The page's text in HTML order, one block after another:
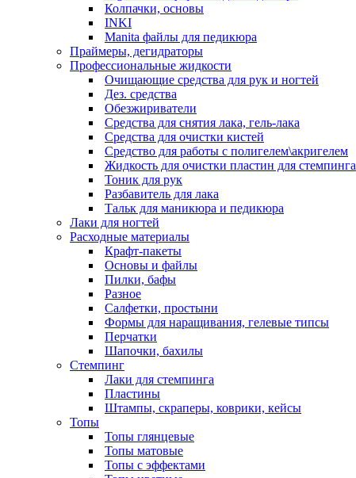
Колпачки, основы
INKI
Manita файлы для педикюра
Праймеры, дегидраторы
Профессиональные жидкости
Очищающие средства для рук и ногтей
Дез. средства
Обезжириватели
Средства для снятия лака, гель-лака
Средства для очистки кистей
Средство для работы с полигелем\акригелем
Жидкость для очистки пластин для стемпинга
Тоник для рук
Разбавитель для лака
Тальк для маникюра и педикюра
Лаки для ногтей
Расходные материалы
Крафт-пакеты
Основы и файлы
Пилки, бафы
Разное
Салфетки, простыни
Формы для наращивания, гелевые типсы
Перчатки
Шапочки, бахилы
Стемпинг
Лаки для стемпинга
Пластины
Штампы, скраперы, коврики, кейсы
Топы
Топы глянцевые
Топы матовые
Топы с эффектами